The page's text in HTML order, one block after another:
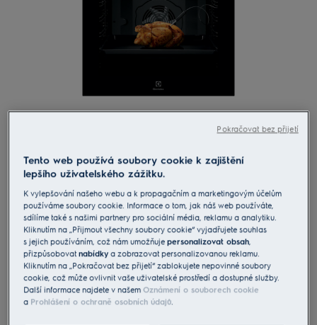
Klepněte pro zvětšení
EOC9P3XH
Vestavná parní trouba série 700
MealAssist SteamCrisp
4.7 (76)
Informační list výrobku
Benefity
Trouba 700 MealAssist SteamCrisp® pro lepší chuť a texturu.
SteamCrisp® pomocí páry dosahuje lepší textury, chuti a zachování
živin.
Tento web používá soubory cookie k zajištění
lepšího uživatelského zážitku.
K vylepšování našeho webu a k propagačním a marketingovým účelům
používáme soubory cookie. Informace o tom, jak náš web používáte,
sdílíme také s našimi partnery pro sociální média, reklamu a analytiku.
Kliknutím na „Přijmout všechny soubory cookie“ vyjadřujete souhlas
s jejich používáním, což nám umožňujepersonalizovat obsah,
přizpůsobovatnabídky a zobrazovat personalizovanou reklamu.
Kliknutím na „Pokračovat bez přijetí“ zablokujete nepovinné soubory
cookie, což může ovlivnit vaše uživatelské prostředí a dostupné služby.
Další informace najdete v našemOznámení o souborech cookie
a Prohlášení o ochraně osobních údajů.
Pokračovat bez přijetí